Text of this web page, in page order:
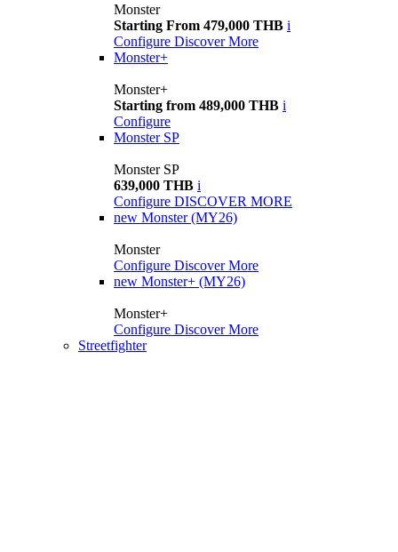
Monster
Starting From 479,000 THB i
Configure Discover More
Monster+
Monster+
Starting from 489,000 THB i
Configure
Monster SP
Monster SP
639,000 THB i
Configure DISCOVER MORE
new Monster (MY26)
Monster
Configure Discover More
new Monster+ (MY26)
Monster+
Configure Discover More
Streetfighter